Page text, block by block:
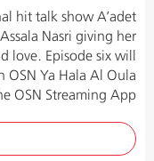
hit talk show A’adet
Nasri giving her
love. Episode six will
Ya Hala Al Oula
OSN Streaming App.